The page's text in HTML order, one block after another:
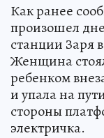
Как ранее
произошел
станции Заря
Женщина
ребенком
и упала на
стороны
электричка.